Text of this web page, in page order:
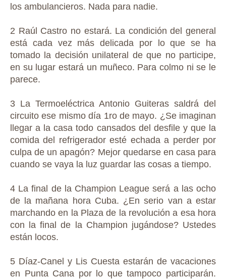
los ambulancieros. Nada para nadie.
2 Raúl Castro no estará. La condición del general
está cada vez más delicada por lo que se ha
tomado la decisión unilateral de que no participe,
en su lugar estará un muñeco. Para colmo ni se le
parece.
3 La Termoeléctrica Antonio Guiteras saldrá del
circuito ese mismo día 1ro de mayo. ¿Se imaginan
llegar a la casa todo cansados del desfile y que la
comida del refrigerador esté echada a perder por
culpa de un apagón? Mejor quedarse en casa para
cuando se vaya la luz guardar las cosas a tiempo.
4 La final de la Champion League será a las ocho
de la mañana hora Cuba. ¿En serio van a estar
marchando en la Plaza de la revolución a esa hora
con la final de la Champion jugándose? Ustedes
están locos.
5 Díaz-Canel y Lis Cuesta estarán de vacaciones
en Punta Cana por lo que tampoco participarán.